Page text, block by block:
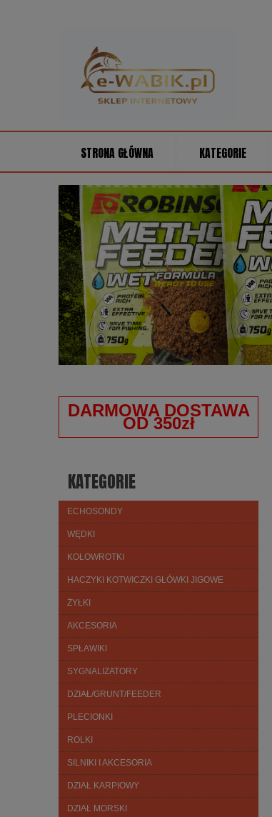
STRONA GŁÓWNA KATEGORIE
DARMOWA DOSTAWA
OD 350zł
KATEGORIE
ECHOSONDY
WĘDKI
KOŁOWROTKI
HACZYKI KOTWICZKI GŁÓWKI JIGOWE
ŻYŁKI
AKCESORIA
SPŁAWIKI
SYGNALIZATORY
DZIAŁ/GRUNT/FEEDER
PLECIONKI
ROLKI
SILNIKI I AKCESORIA
DZIAŁ KARPIOWY
DZIAŁ MORSKI